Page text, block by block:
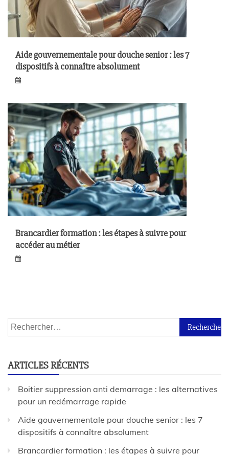
Aide gouvernementale pour douche senior : les 7
dispositifs à connaître absolument
Brancardier formation : les étapes à suivre pour
accéder au métier
ARTICLES RÉCENTS
Boitier suppression anti demarrage : les alternatives
pour un redémarrage rapide
Aide gouvernementale pour douche senior : les 7
dispositifs à connaître absolument
Brancardier formation : les étapes à suivre pour